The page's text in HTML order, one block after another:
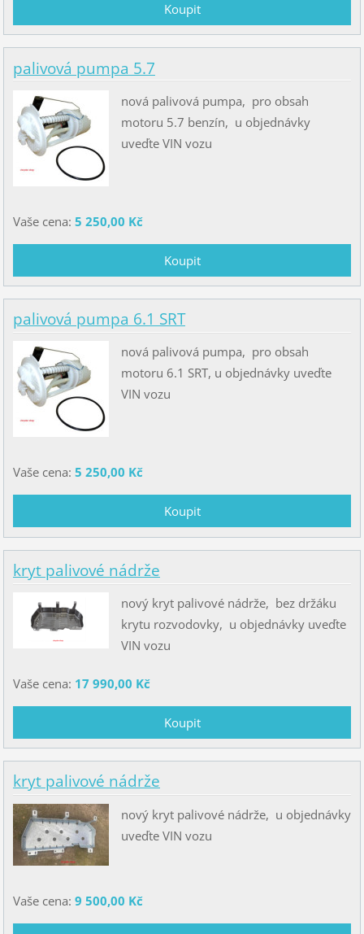
palivová pumpa 5.7
nová palivová pumpa, pro obsah
motoru 5.7 benzín, u objednávky
uveďte VIN vozu
Vaše cena: 5 250,00 Kč
palivová pumpa 6.1 SRT
nová palivová pumpa, pro obsah
motoru 6.1 SRT, u objednávky uveďte
VIN vozu
Vaše cena: 5 250,00 Kč
kryt palivové nádrže
nový kryt palivové nádrže, bez držáku
krytu rozvodovky, u objednávky uveďte
VIN vozu
Vaše cena: 17 990,00 Kč
kryt palivové nádrže
nový kryt palivové nádrže, u objednávky
uveďte VIN vozu
Vaše cena: 9 500,00 Kč